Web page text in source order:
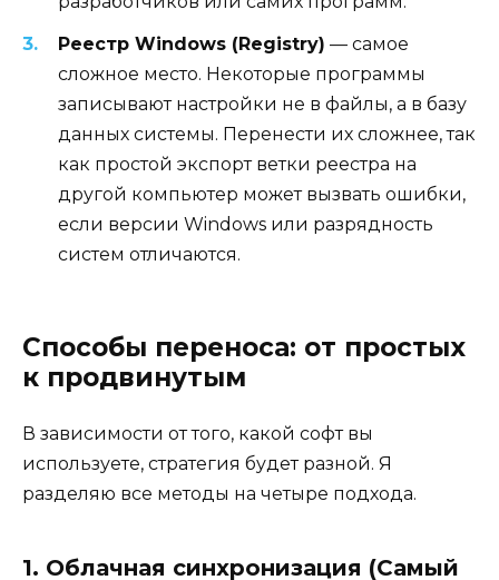
Реестр Windows (Registry) — самое
сложное место. Некоторые программы
записывают настройки не в файлы, а в базу
данных системы. Перенести их сложнее, так
как простой экспорт ветки реестра на
другой компьютер может вызвать ошибки,
если версии Windows или разрядность
систем отличаются.
Способы переноса: от простых
к продвинутым
В зависимости от того, какой софт вы
используете, стратегия будет разной. Я
разделяю все методы на четыре подхода.
1. Облачная синхронизация (Самый